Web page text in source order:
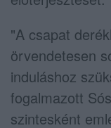
"A csapat
örvendetesen
induláshoz
fogalmazott
szintesként